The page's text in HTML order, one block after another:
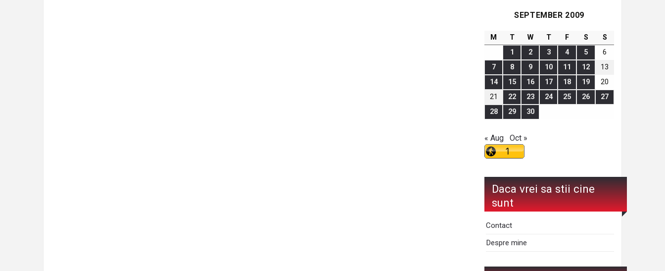
SEPTEMBER 2009
M T W T F S
S
1
2 3 4 5
6
7
8 9 10 11 12
13
14
15 16 17 18 19
20
21
22 23 24 25 26
27
28
29 30
« Aug Oct »
Daca vrei sa stii cine
sunt
Contact
Despre mine